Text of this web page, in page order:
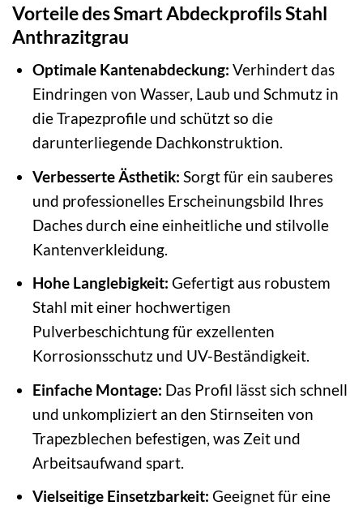
Vorteile des Smart Abdeckprofils Stahl
Anthrazitgrau
Optimale Kantenabdeckung: Verhindert das
Eindringen von Wasser, Laub und Schmutz in
die Trapezprofile und schützt so die
darunterliegende Dachkonstruktion.
Verbesserte Ästhetik: Sorgt für ein sauberes
und professionelles Erscheinungsbild Ihres
Daches durch eine einheitliche und stilvolle
Kantenverkleidung.
Hohe Langlebigkeit: Gefertigt aus robustem
Stahl mit einer hochwertigen
Pulverbeschichtung für exzellenten
Korrosionsschutz und UV-Beständigkeit.
Einfache Montage: Das Profil lässt sich schnell
und unkompliziert an den Stirnseiten von
Trapezblechen befestigen, was Zeit und
Arbeitsaufwand spart.
Vielseitige Einsetzbarkeit: Geeignet für eine